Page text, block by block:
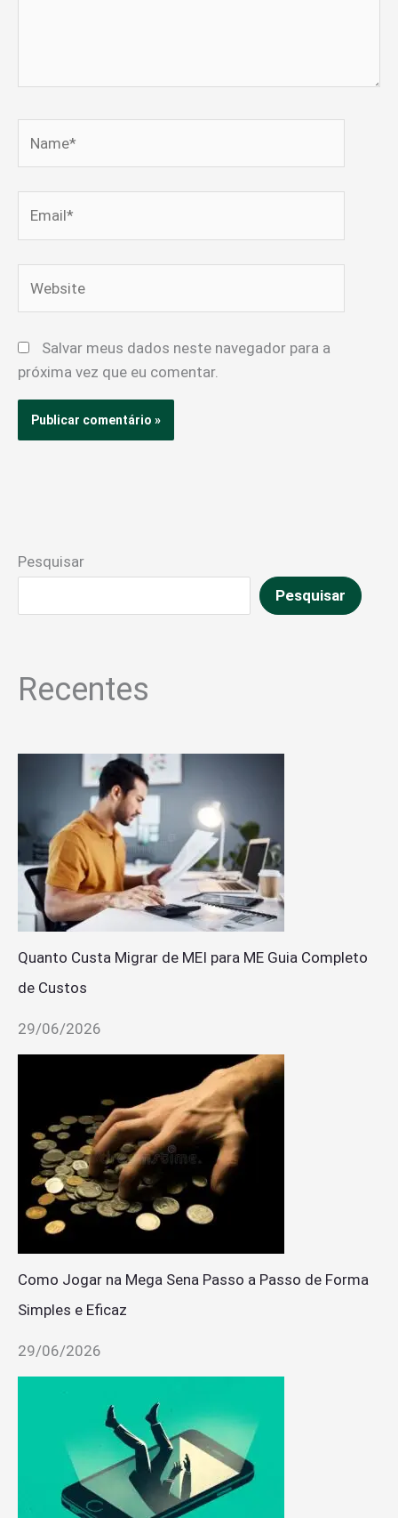
Salvar meus dados neste navegador para a
próxima vez que eu comentar.
Pesquisar
Pesquisar
Recentes
Quanto Custa Migrar de MEI para ME Guia Completo
de Custos
29/06/2026
Como Jogar na Mega Sena Passo a Passo de Forma
Simples e Eficaz
29/06/2026